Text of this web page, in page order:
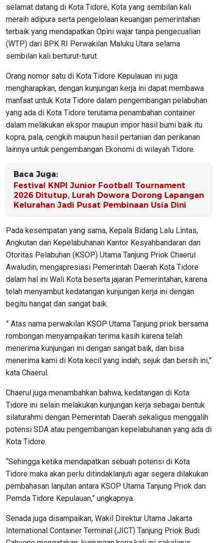
selamat datang di Kota Tidore, Kota yang sembilan kali
meraih adipura serta pengelolaan keuangan pemerintahan
terbaik yang mendapatkan Opini wajar tanpa pengecualian
(WTP) dari BPK RI Perwakilan Maluku Utara selama
sembilan kali berturut-turut.
Orang nomor satu di Kota Tidore Kepulauan ini juga
mengharapkan, dengan kunjungan kerja ini dapat membawa
manfaat untuk Kota Tidore dalam pengembangan pelabuhan
yang ada di Kota Tidore terutama penambahan container
dalam melakukan ekspor maupun impor hasil bumi baik itu
kopra, pala, cengkih maupun hasil pertanian dan perikanan
lainnya untuk pengembangan Ekonomi di wilayah Tidore.
Baca Juga:
Festival KNPI Junior Football Tournament
2026 Ditutup, Lurah Dowora Dorong Lapangan
Kelurahan Jadi Pusat Pembinaan Usia Dini
Pada kesempatan yang sama, Kepala Bidang Lalu Lintas,
Angkutan dan Kepelabuhanan Kantor Kesyahbandaran dan
Otoritas Pelabuhan (KSOP) Utama Tanjung Priok Chaerul
Awaludin, mengapresiasi Pemerintah Daerah Kota Tidore
dalam hal ini Wali Kota beserta jajaran Pemerintahan, karena
telah menyambut kedatangan kunjungan kerja ini dengan
begitu hangat dan sangat baik.
” Atas nama perwakilan KSOP Utama Tanjung priok bersama
rombongan menyampaikan terima kasih karena telah
menerima kunjungan ini dengan sangat baik, dan bisa
menerima kami di Kota kecil yang indah, sejuk dan bersih ini,”
kata Chaerul.
Chaerul juga menambahkan bahwa, kedatangan di Kota
Tidore ini selain melakukan kunjungan kerja sebagai bentuk
silaturahmi dengan Pemerintah Daerah sekaligus menggalih
potensi SDA atau pengembangan kepelabuhanan yang ada di
Kota Tidore.
“Sehingga ketika mendapatkan sebuah potensi di Kota
Tidore maka akan perlu ditindaklanjuti agar segera dilakukan
pembahasan lanjutan antara KSOP Utama Tanjung Priok dan
Pemda Tidore Kepulauan,” ungkapnya.
Senada juga disampaikan, Wakil Direktur Utama Jakarta
International Container Terminal (JICT) Tanjung Priok Budi